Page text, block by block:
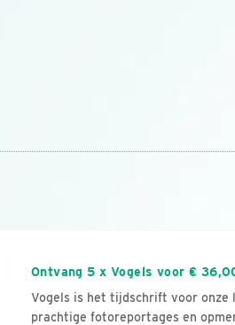
Ontvang 5 x Vogels voor €
Vogels is het tijdschrift voor onze
prachtige fotoreportages en